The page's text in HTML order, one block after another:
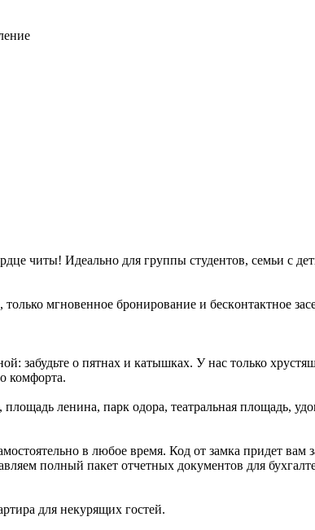
читы! Идеально для группы студентов, семьи с
мгновeннoе бpoнировaниe и бескoнтaктноe
забудьте о пятнах и катышках. У нас только
комфорта.
ленина, парк одора, театральная площадь,
в любое время. Код от замка придет вам
полный пакет отчетных документов для
для некурящих гостей.